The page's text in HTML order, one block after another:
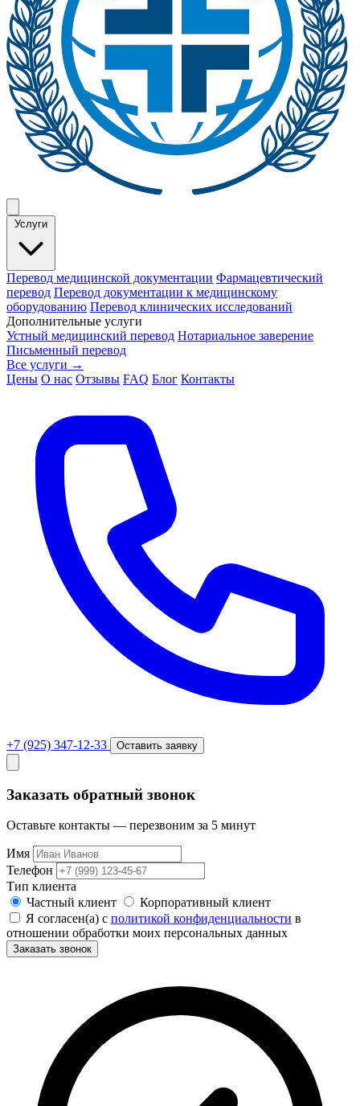
Услуги
Перевод медицинской документации Фармацевтический
перевод Перевод документации к медицинскому
оборудованию Перевод клинических исследований
Дополнительные услуги
Устный медицинский перевод Нотариальное заверение
Письменный перевод
Все услуги →
Цены О нас Отзывы FAQ Блог Контакты
+7 (925) 347-12-33 Оставить заявку
Заказать обратный звонок
Оставьте контакты — перезвоним за 5 минут
Имя
Телефон
Тип клиента
Частный клиент
Корпоративный клиент
Я согласен(а) с политикой конфиденциальности в
отношении обработки моих персональных данных
Заказать звонок